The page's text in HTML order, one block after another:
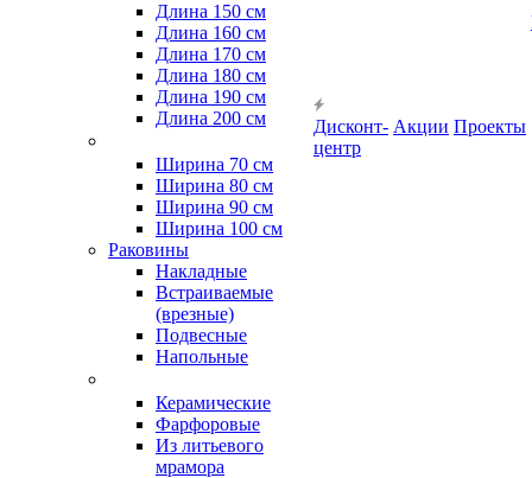
Длина 150 см
Длина 160 см
Длина 170 см
Длина 180 см
Длина 190 см
Длина 200 см
Ширина 70 см
Ширина 80 см
Ширина 90 см
Ширина 100 см
Раковины
Накладные
Встраиваемые
(врезные)
Подвесные
Напольные
Керамические
Фарфоровые
Из литьевого
мрамора
Дисконт-
центр
Акции Проекты